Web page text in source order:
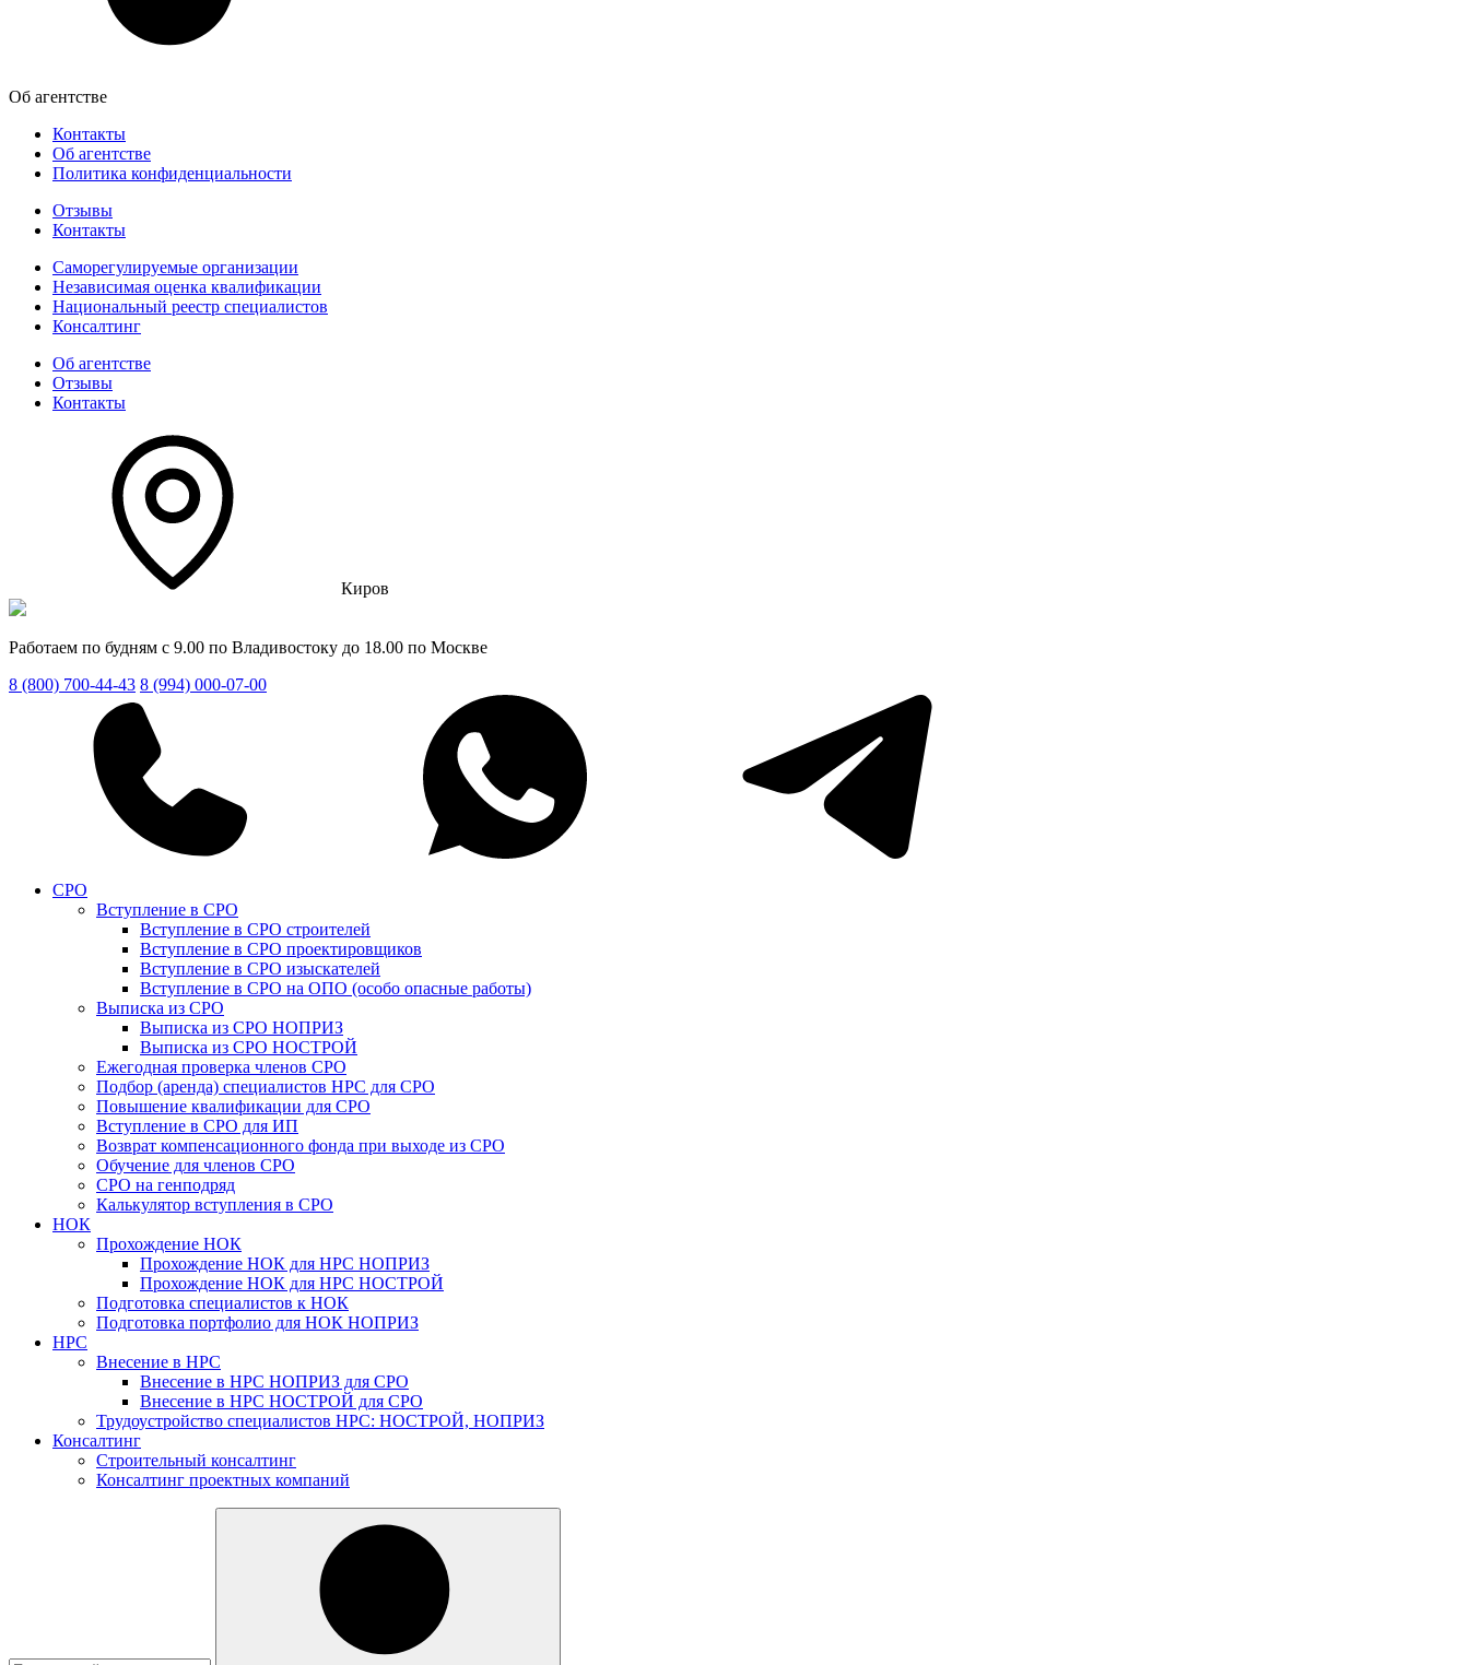
Об агентстве
Контакты
Об агентстве
Политика конфиденциальности
Отзывы
Контакты
Саморегулируемые организации
Независимая оценка квалификации
Национальный реестр специалистов
Консалтинг
Об агентстве
Отзывы
Контакты
Киров
Работаем по будням с 9.00 по Владивостоку до 18.00 по Москве
8 (800) 700-44-43 8 (994) 000-07-00
СРО
Вступление в СРО
Вступление в СРО строителей
Вступление в СРО проектировщиков
Вступление в СРО изыскателей
Вступление в СРО на ОПО (особо опасные работы)
Выписка из СРО
Выписка из СРО НОПРИЗ
Выписка из СРО НОСТРОЙ
Ежегодная проверка членов СРО
Подбор (аренда) специалистов НРС для СРО
Повышение квалификации для СРО
Вступление в СРО для ИП
Возврат компенсационного фонда при выходе из СРО
Обучение для членов СРО
СРО на генподряд
Калькулятор вступления в СРО
НОК
Прохождение НОК
Прохождение НОК для НРС НОПРИЗ
Прохождение НОК для НРС НОСТРОЙ
Подготовка специалистов к НОК
Подготовка портфолио для НОК НОПРИЗ
НРС
Внесение в НРС
Внесение в НРС НОПРИЗ для СРО
Внесение в НРС НОСТРОЙ для СРО
Трудоустройство специалистов НРС: НОСТРОЙ, НОПРИЗ
Консалтинг
Строительный консалтинг
Консалтинг проектных компаний